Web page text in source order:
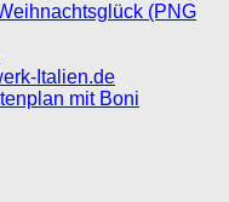
(PNG
Italien.de
mit Boni